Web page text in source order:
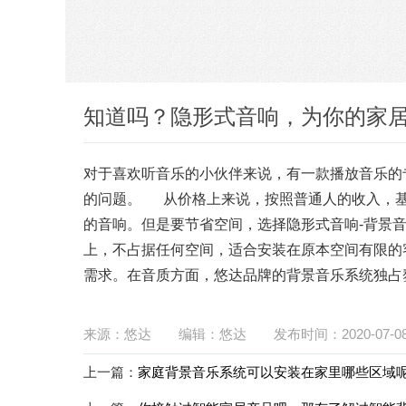
知道吗？隐形式音响，为你的家
对于喜欢听音乐的小伙伴来说，有一款播放音乐
的问题。
从价格上来说，按照普通人的收入，
的音响。但是要节省空间，选择隐形式音响-背景
上，不占据任何空间，适合安装在原本空间有限
需求。在音质方面，悠达品牌的背景音乐系统独
来源：悠达 编辑：悠达 发布时间：2020-07-
上一篇： 家庭背景音乐系统可以安装在家里哪些区域